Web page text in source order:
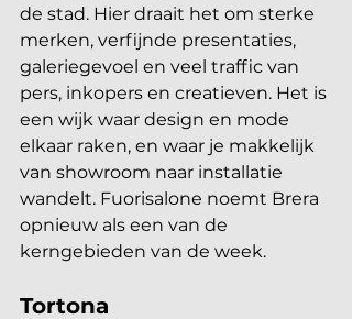
de stad. Hier draait het om sterke
merken, verfijnde presentaties,
galeriegevoel en veel traffic van
pers, inkopers en creatieven. Het is
een wijk waar design en mode
elkaar raken, en waar je makkelijk
van showroom naar installatie
wandelt. Fuorisalone noemt Brera
opnieuw als een van de
kerngebieden van de week.
Tortona